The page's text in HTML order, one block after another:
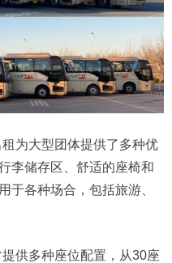
为大型团体提供了多种优
李储存区、舒适的座椅和
于各种场合，包括旅游、
供多种座位配置，从30座